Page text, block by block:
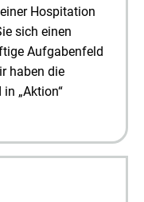
Hospitation
sich einen
Aufgabenfeld
haben die
„Aktion“